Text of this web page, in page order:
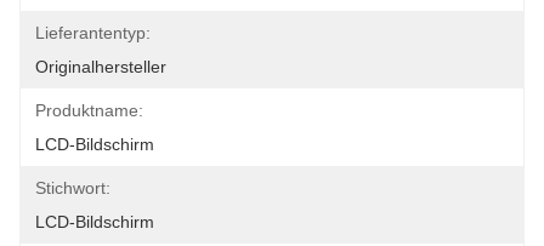
Lieferantentyp:
Originalhersteller
Produktname:
LCD-Bildschirm
Stichwort:
LCD-Bildschirm